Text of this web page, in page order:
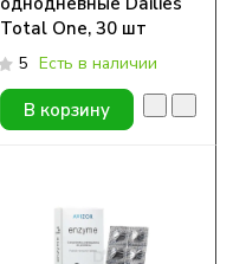
Total One, 30 шт
5 Есть в наличии
В корзину